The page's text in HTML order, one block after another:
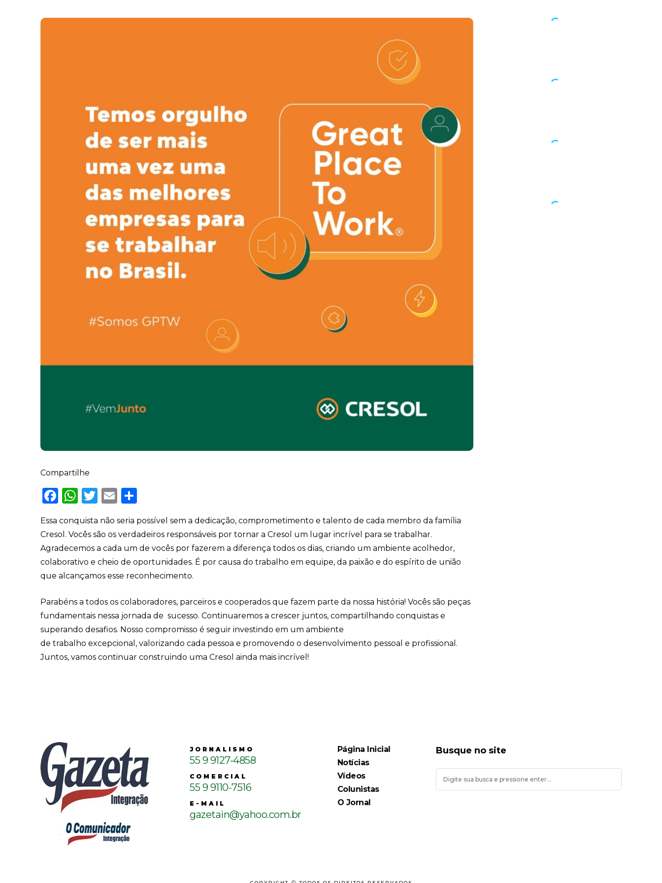
Compartilhe
Facebook
WhatsApp
Twitter
Email
Essa conquista não seria possível sem a dedicação, comprometimento e talento de cada membro da família
Cresol. Vocês são os verdadeiros responsáveis por tornar a Cresol um lugar incrível para se trabalhar.
Agradecemos a cada um de vocês por fazerem a diferença todos os dias, criando um ambiente acolhedor,
colaborativo e cheio de oportunidades. É por causa do trabalho em equipe, da paixão e do espírito de união
que alcançamos esse reconhecimento.
Parabéns a todos os colaboradores, parceiros e cooperados que fazem parte da nossa história! Vocês são peças
fundamentais nessa jornada de sucesso. Continuaremos a crescer juntos, compartilhando conquistas e
superando desafios. Nosso compromisso é seguir investindo em um ambiente
de trabalho excepcional, valorizando cada pessoa e promovendo o desenvolvimento pessoal e profissional.
Juntos, vamos continuar construindo uma Cresol ainda mais incrível!
JORNALISMO
55 9 9127-4858
COMERCIAL
55 9 9110-7516
E-MAIL
gazetain@yahoo.com.br
Página Inicial
Notícias
Vídeos
Colunistas
O Jornal
Busque no site